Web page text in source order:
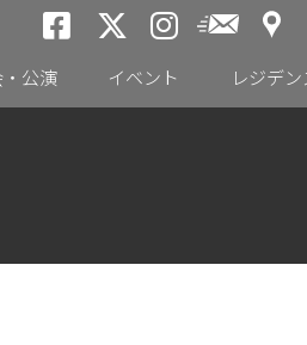
トーキョー
トーキョ
トー
メ
公演 イベント レジデ